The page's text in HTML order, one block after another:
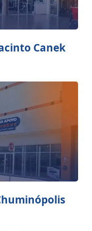
Canek